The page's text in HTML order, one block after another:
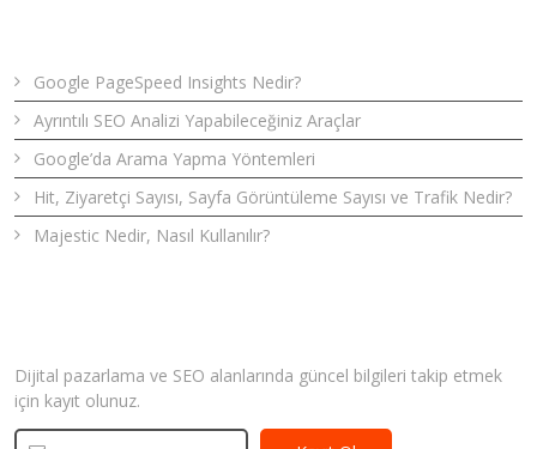
Google PageSpeed Insights Nedir?
Ayrıntılı SEO Analizi Yapabileceğiniz Araçlar
Google’da Arama Yapma Yöntemleri
Hit, Ziyaretçi Sayısı, Sayfa Görüntüleme Sayısı ve Trafik Nedir?
Majestic Nedir, Nasıl Kullanılır?
Dijital pazarlama ve SEO alanlarında güncel bilgileri takip etmek
için kayıt olunuz.